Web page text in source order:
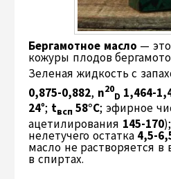
Бергамотное масло —
кожуры плодов
Зеленая жидкость с
0,875-0,882, n20
D1,464-
24°; tвсп58°С; эфирное
ацетилирования 145-170
нелетучего остатка 4,5-
масло не растворяется в
в спиртах.